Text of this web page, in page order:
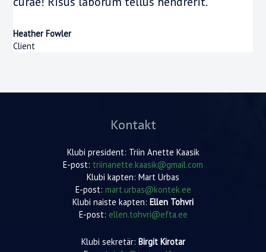
Heather Fowler
Client
Kontakt
Klubi president: Triin Anette Kaasik
E-post: triinanette.kaasik@gmail.com
Klubi kapten: Mart Urbas
E-post: mart.urbas@kontek.ee
Klubi naiste kapten: Ellen Tohvri
E-post: ellen.tohvri@efta.ee
Klubi sekretär: Birgit Kirotar